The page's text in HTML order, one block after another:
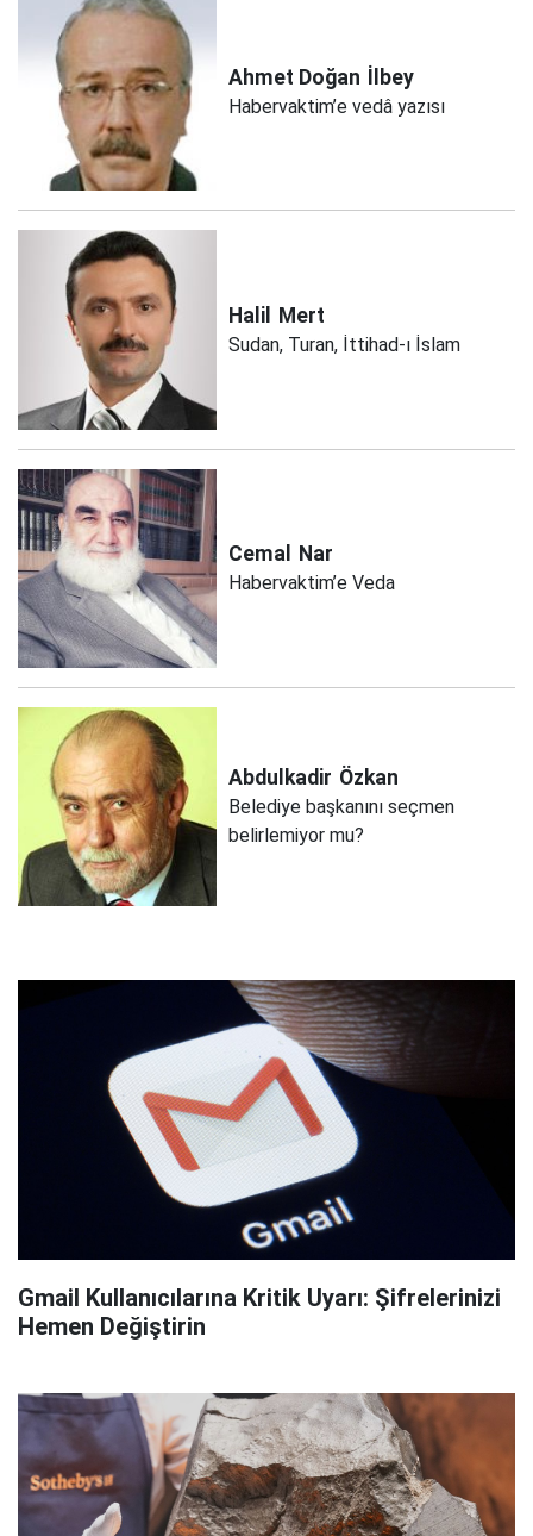
Ahmet Doğan İlbey
Habervaktim’e vedâ yazısı
Halil Mert
Sudan, Turan, İttihad-ı İslam
Cemal Nar
Habervaktim’e Veda
Abdulkadir Özkan
Belediye başkanını seçmen
belirlemiyor mu?
Gmail Kullanıcılarına Kritik Uyarı: Şifrelerinizi
Hemen Değiştirin